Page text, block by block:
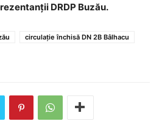
DRDP Buzău.
circulație închisă DN 2B Bâlhacu